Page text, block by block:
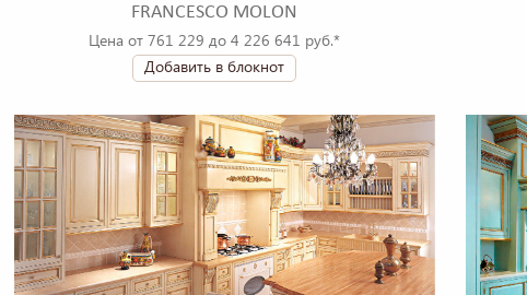
FRANCESCO MOLON
Цена от 761 229 до 4 226 641 руб.*
Добавить в блокнот